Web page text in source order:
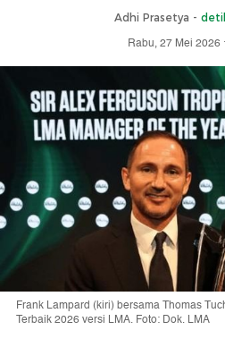
Adhi Prasetya -
Rabu, 27 Mei 2026
Frank Lampard (kiri) bersama Thomas
Terbaik 2026 versi LMA. Foto: Dok. LMA